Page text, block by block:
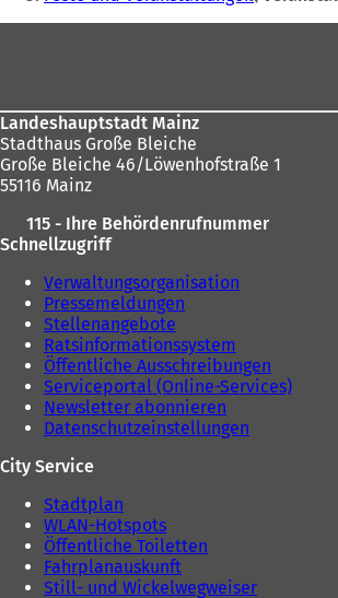
sich
Landeshauptstadt Mainz
Stadthaus Große Bleiche
Große Bleiche 46/Löwenhofstraße 1
55116 Mainz
115 - Ihre Behördenrufnummer
Schnellzugriff
Verwaltungsorganisation
Pressemeldungen
Stellenangebote
Ratsinformationssystem
Öffentliche Ausschreibungen
Serviceportal (Online-Services)
Newsletter abonnieren
Datenschutzeinstellungen
City Service
Stadtplan
WLAN-Hotspots
Öffentliche Toiletten
Fahrplanauskunft
Still- und Wickelwegweiser